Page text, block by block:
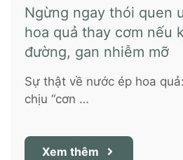
Ngừng ngay thói quen
hoa quả thay cơm nếu
đường, gan nhiễm mỡ
Sự thật về nước ép hoa
chịu “cơn …
Xem thêm